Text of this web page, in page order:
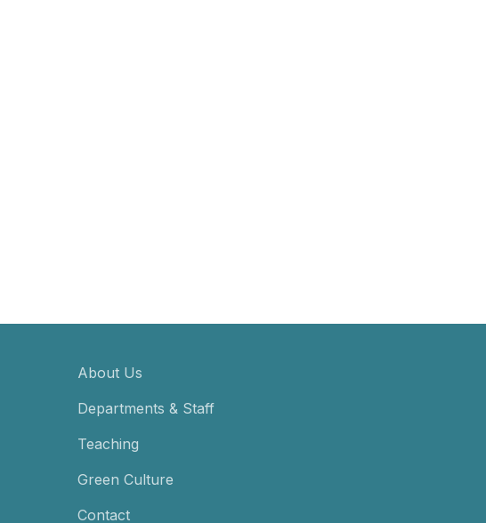
About Us
Departments & Staff
Teaching
Green Culture
Contact